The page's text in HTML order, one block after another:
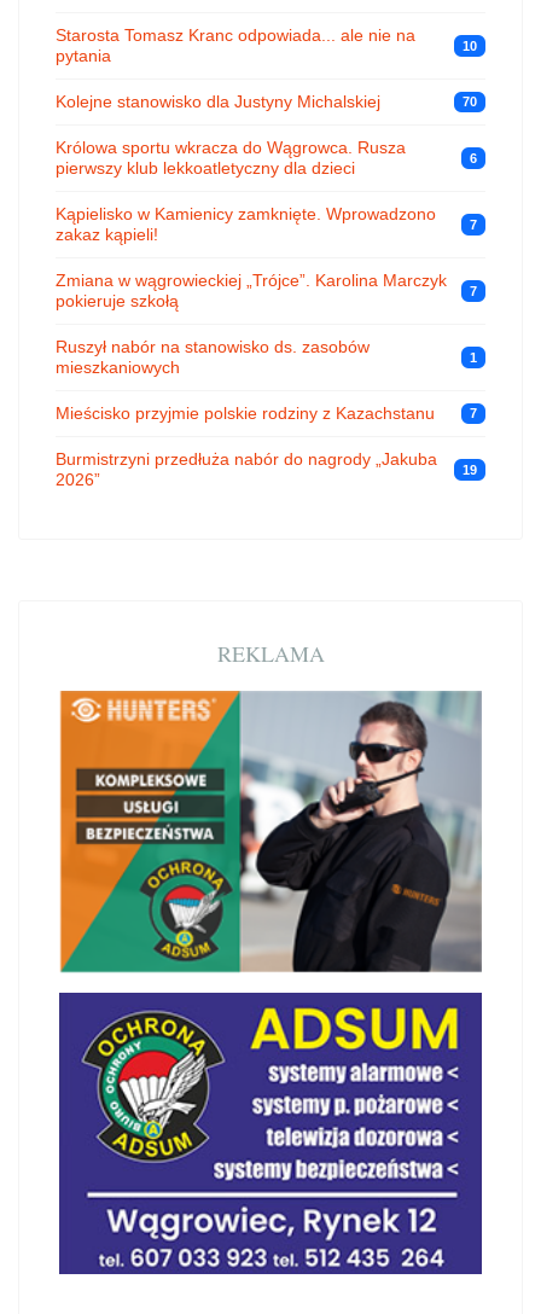
Starosta Tomasz Kranc odpowiada... ale nie na
pytania
10
Kolejne stanowisko dla Justyny Michalskiej 70
Królowa sportu wkracza do Wągrowca. Rusza
pierwszy klub lekkoatletyczny dla dzieci
6
Kąpielisko w Kamienicy zamknięte. Wprowadzono
zakaz kąpieli!
7
Zmiana w wągrowieckiej „Trójce”. Karolina Marczyk
pokieruje szkołą
7
Ruszył nabór na stanowisko ds. zasobów
mieszkaniowych
1
Mieścisko przyjmie polskie rodziny z Kazachstanu 7
Burmistrzyni przedłuża nabór do nagrody „Jakuba
2026”
19
REKLAMA